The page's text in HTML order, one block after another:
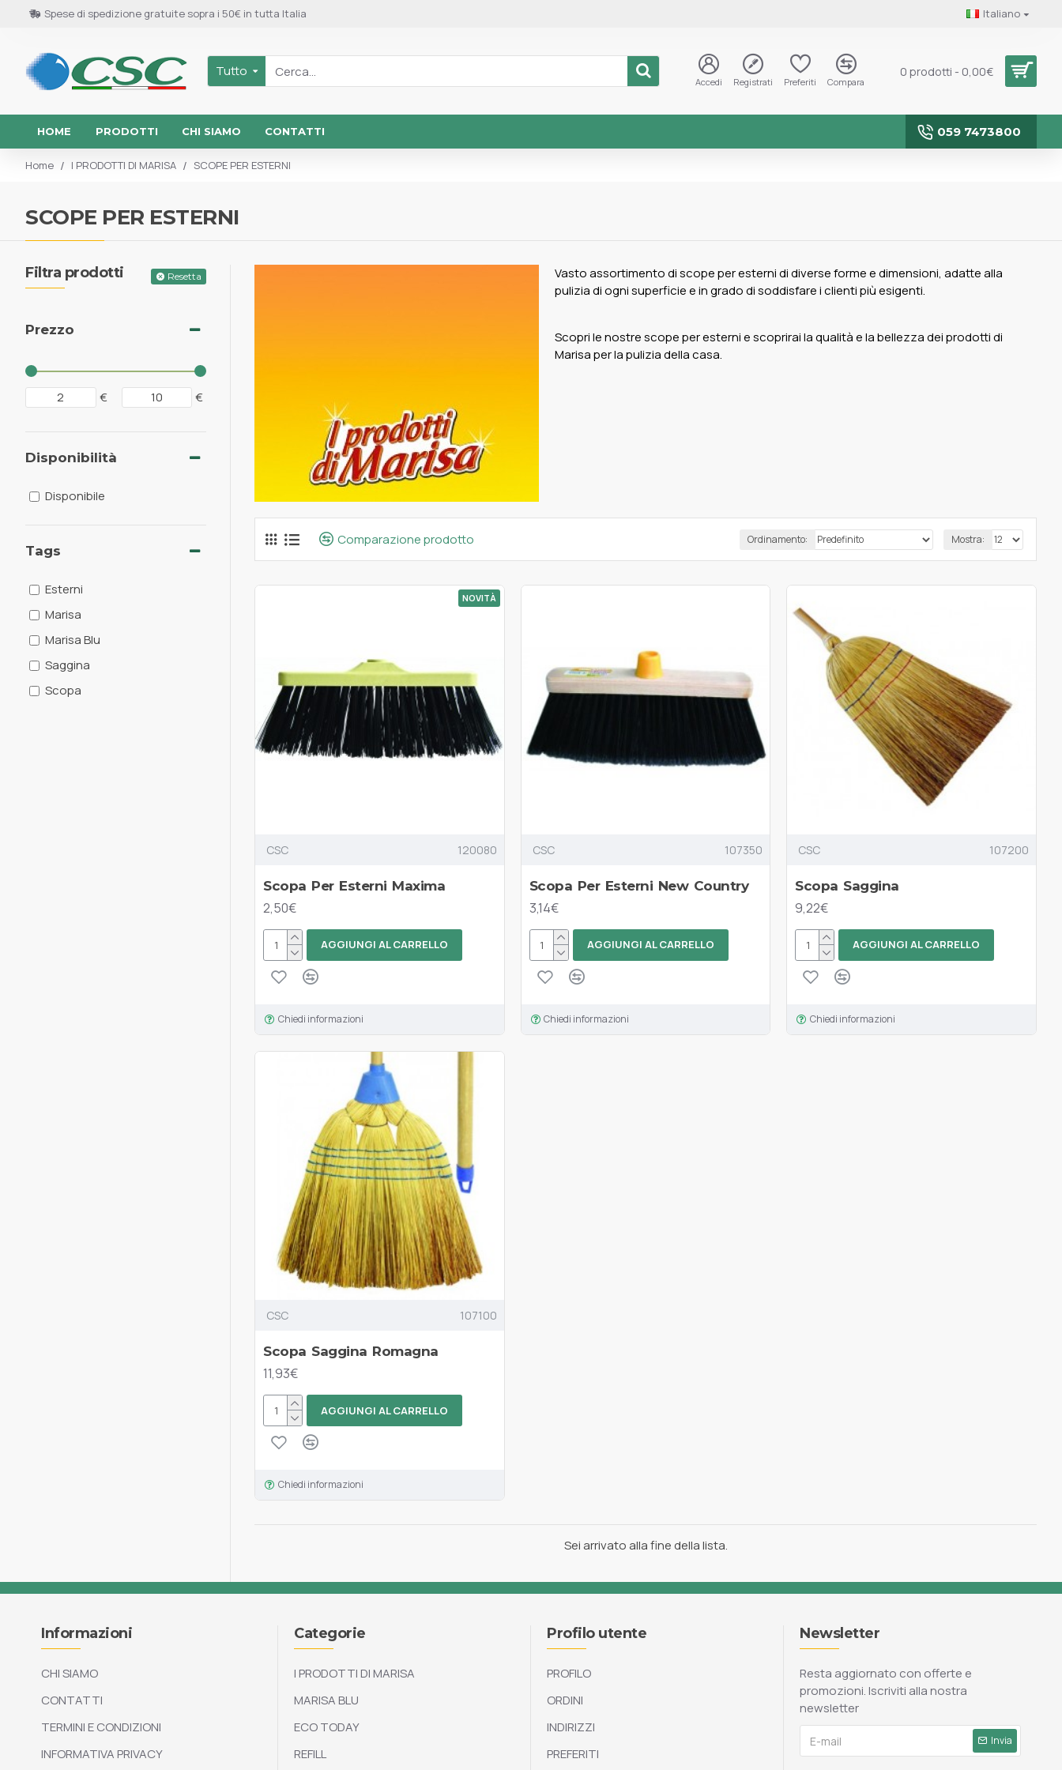
Spese di spedizione gratuite sopra i 50€ in tutta Italia Italiano
Tutto
Accedi Registrati Preferiti Compara
0 prodotti - 0,00€
HOME PRODOTTI CHI SIAMO CONTATTI 059 7473800
Home I PRODOTTI DI MARISA SCOPE PER ESTERNI
SCOPE PER ESTERNI
Filtra prodotti Resetta
Prezzo
€ €
Tags
Esterni
Marisa
Marisa Blu
Saggina
Scopa
Disponibilità
Disponibile
Vasto assortimento di scope per esterni di diverse forme e dimensioni, adatte alla
pulizia di ogni superficie e in grado di soddisfare i clienti più esigenti.
Scopri le nostre scope per esterni e scoprirai la qualità e la bellezza dei prodotti di
Marisa per la pulizia della casa.
Comparazione prodotto Ordinamento: Mostra:
NOVITÀ
CSC 120080
Scopa Per Esterni Maxima
2,50€
AGGIUNGI AL CARRELLO
Chiedi informazioni
CSC 107350
Scopa Per Esterni New Country
3,14€
AGGIUNGI AL CARRELLO
Chiedi informazioni
CSC 107200
Scopa Saggina
9,22€
AGGIUNGI AL CARRELLO
Chiedi informazioni
CSC 107100
Scopa Saggina Romagna
11,93€
AGGIUNGI AL CARRELLO
Chiedi informazioni
Sei arrivato alla fine della lista.
Informazioni
CHI SIAMO
CONTATTI
TERMINI E CONDIZIONI
INFORMATIVA PRIVACY
Categorie
I PRODOTTI DI MARISA
MARISA BLU
ECO TODAY
REFILL
Profilo utente
PROFILO
ORDINI
INDIRIZZI
PREFERITI
Newsletter
Resta aggiornato con offerte e
promozioni. Iscriviti alla nostra
newsletter
Invia